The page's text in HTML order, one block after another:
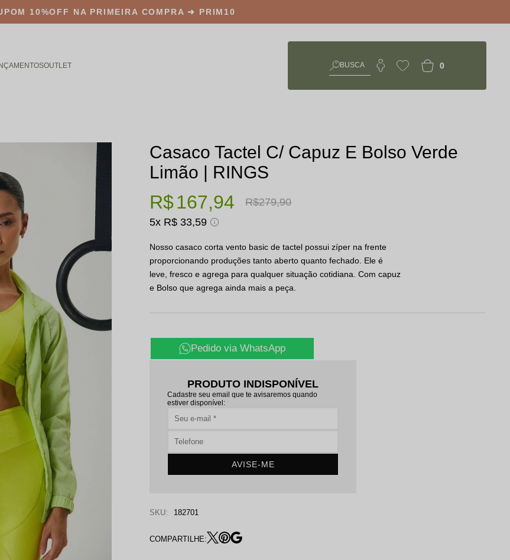
10%OFF NA PRIMEIRA COMPRA ➜ PRIM10
OUTLET 0
Casaco Tactel C/ Capuz E Bolso Verde
Limão | RINGS
R$ 279,90
R$ 167,94
5x R$ 33,59
Nosso casaco corta vento basic de tactel possui zíper na frente
proporcionando produções tanto aberto quanto fechado. Ele é
leve, fresco e agrega para qualquer situação cotidiana. Com capuz
e Bolso que agrega ainda mais a peça.
Pedido via WhatsApp
PRODUTO INDISPONÍVEL
Cadastre seu email que te avisaremos quando
estiver disponível:
AVISE-ME
SKU: 182701
COMPARTILHE: